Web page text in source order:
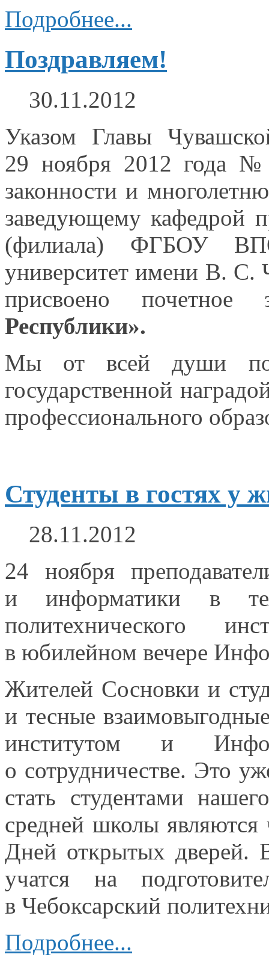
Подробнее...
Поздравляем!
30.11.2012
Указом Главы
29 ноября 2012 года №
законностии
заведующему кафедрой
(филиала) ФГБОУ ВПО
университет имени В. С.
присвоено
Республики».
Мы от всей души
государственной
профессионального
Студенты в гостях у
28.11.2012
24 ноября
и информатики
в
политехнического
в юбилейном вечере
Жителей Сосновки и
и тесные
институтом и
о сотрудничестве. Это
стать студентами
средней школы
Дней открытых дверей.
учатся на
в Чебоксарский
Подробнее...